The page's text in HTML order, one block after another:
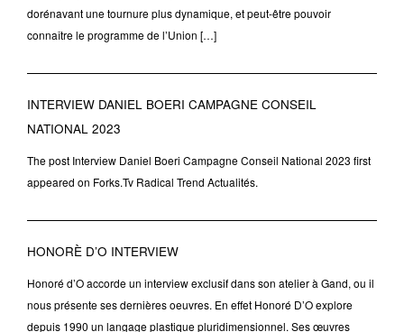
dorénavant une tournure plus dynamique, et peut-être pouvoir
connaître le programme de l’Union […]
INTERVIEW DANIEL BOERI CAMPAGNE CONSEIL
NATIONAL 2023
The post Interview Daniel Boeri Campagne Conseil National 2023 first
appeared on Forks.Tv Radical Trend Actualités.
HONORÈ D’O INTERVIEW
Honoré d’O accorde un interview exclusif dans son atelier à Gand, ou il
nous présente ses dernières oeuvres. En effet Honoré D’O explore
depuis 1990 un langage plastique pluridimensionnel. Ses œuvres